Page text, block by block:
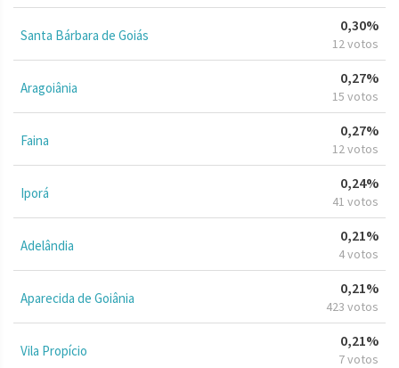
Santa Bárbara de Goiás
0,30%
12 votos
Aragoiânia
0,27%
15 votos
Faina
0,27%
12 votos
Iporá
0,24%
41 votos
Adelândia
0,21%
4 votos
Aparecida de Goiânia
0,21%
423 votos
Vila Propício
0,21%
7 votos